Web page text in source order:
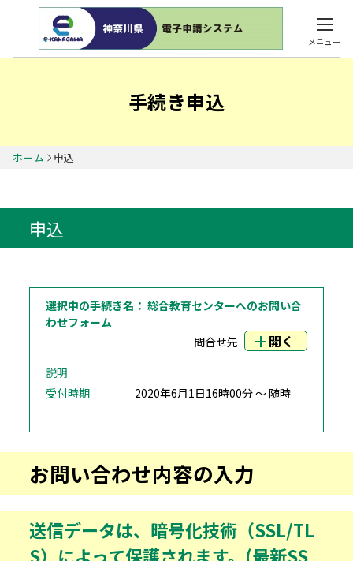
メニュー
手続き申込
ホーム 申込
申込
選択中の手続き名： 総合教育センターへのお問い合
わせフォーム
問合せ先
開く
説明
受付時期
2020年6月1日16時00分 ～ 随時
お問い合わせ内容の入力
送信データは、暗号化技術（SSL/TL
S）によって保護されます。(最新SS